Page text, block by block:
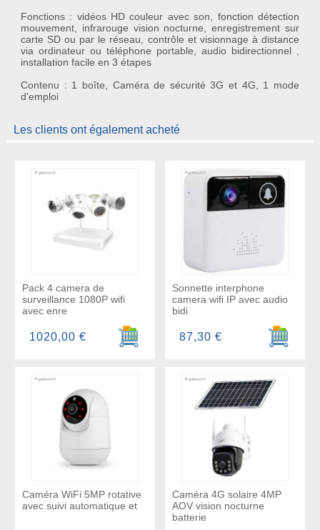
Fonctions : vidéos HD couleur avec son, fonction détection
mouvement, infrarouge vision nocturne, enregistrement sur
carte SD ou par le réseau, contrôle et visionnage à distance
via ordinateur ou téléphone portable, audio bidirectionnel ,
installation facile en 3 étapes
Contenu : 1 boîte, Caméra de sécurité 3G et 4G, 1 mode
d'emploi
Les clients ont également acheté
Pack 4 camera de
surveillance 1080P wifi
avec enre
Ajouter au panier
1020,00 €
Sonnette interphone
camera wifi IP avec audio
bidi
Ajouter
87,30 €
Caméra WiFi 5MP rotative
avec suivi automatique et
Caméra 4G solaire 4MP
AOV vision nocturne
batterie